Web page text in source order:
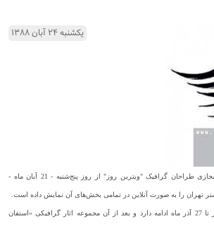
یکشنبه ۲۴ آبان ۱۳۸۸
وب سایت تخصصی نمایشگاه مجازی طراحان گرافیک "ویترین روز" از روز پنج‌شنبه - 21 آبان ماه -
تهران را به صورت آنلاین در تمامی بخش‌های آن نمایش داده است.
قابل ذکر است: نمایش این آثار تا 27 آذر ماه ادامه دارد و بعد از آن مجموعه اثار گرافیکی «استفان